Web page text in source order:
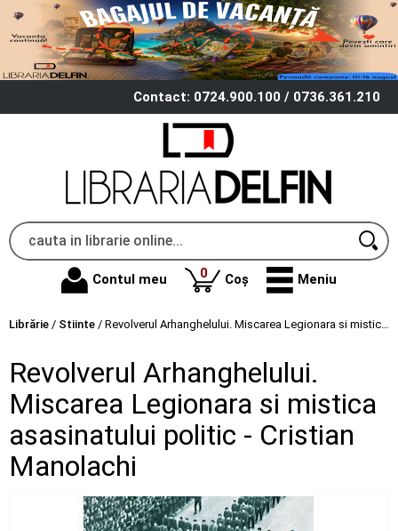
Contact: 0724.900.100 / 0736.361.210
Contul meu 0produse
Coș Meniu
Librărie / Stiinte / Revolverul Arhanghelului. Miscarea Legionara si mistica asasinatului politic - Cristian Manolachi
Revolverul Arhanghelului.
Miscarea Legionara si mistica
asasinatului politic - Cristian
Manolachi